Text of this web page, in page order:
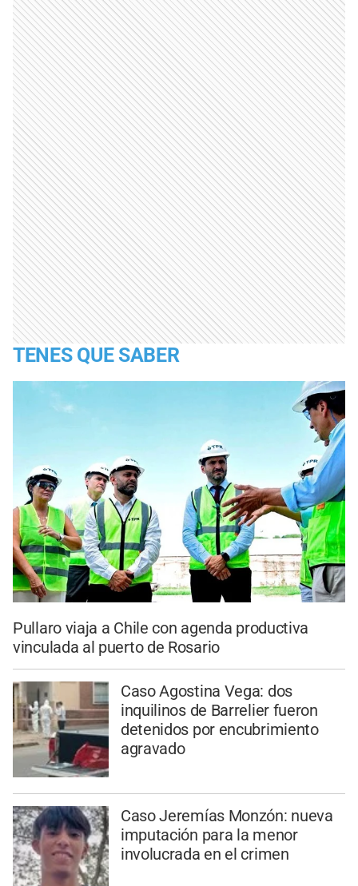
TENES QUE SABER
Pullaro viaja a Chile con agenda productiva
vinculada al puerto de Rosario
Caso Agostina Vega: dos
inquilinos de Barrelier fueron
detenidos por encubrimiento
agravado
Caso Jeremías Monzón: nueva
imputación para la menor
involucrada en el crimen